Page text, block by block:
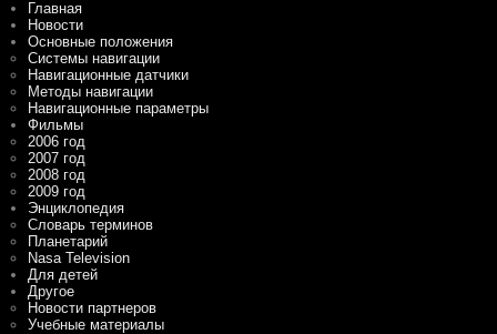
Главная
Новости
Основные положения
Системы навигации
Навигационные датчики
Методы навигации
Навигационные параметры
Фильмы
2006 год
2007 год
2008 год
2009 год
Энциклопедия
Словарь терминов
Планетарий
Nasa Television
Для детей
Другое
Новости партнеров
Учебные материалы